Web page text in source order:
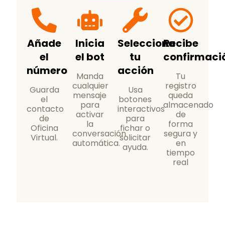
Añade
el
número
Guarda
el
contacto
de
Oficina
Virtual.
Inicia
el bot
Manda
cualquier
mensaje
para
activar
la
conversación
automática.
Selecciona
tu
acción
Usa
botones
interactivos
para
fichar o
solicitar
ayuda.
Recibe
Tu
registro
queda
almacenado
de
forma
segura y
en
tiempo
real